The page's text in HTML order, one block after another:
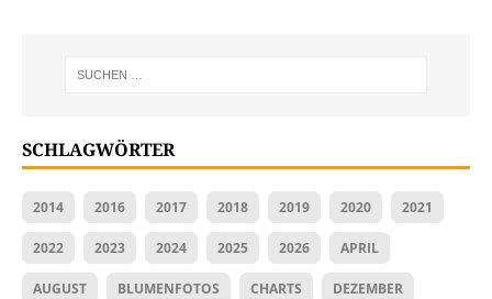
SCHLAGWÖRTER
2014 2016 2017 2018 2019 2020 2021
2022 2023 2024 2025 2026 APRIL
AUGUST BLUMENFOTOS CHARTS DEZEMBER